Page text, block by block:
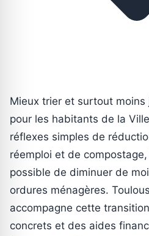
Mieux trier et surtout moins
pour les habitants de la
réflexes simples de
réemploi et de
possible de diminuer de
ordures ménagères.
accompagne cette
concrets et des aides